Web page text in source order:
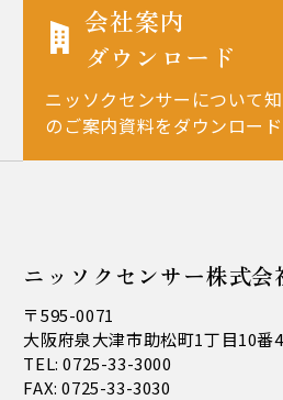
会社案内
ダウンロード
ニッソクセンサーについて
のご案内資料をダウンロード
ニッソクセンサー株式会
〒595-0071
大阪府泉大津市助松町1丁目10番
TEL: 0725-33-3000
FAX: 0725-33-3030